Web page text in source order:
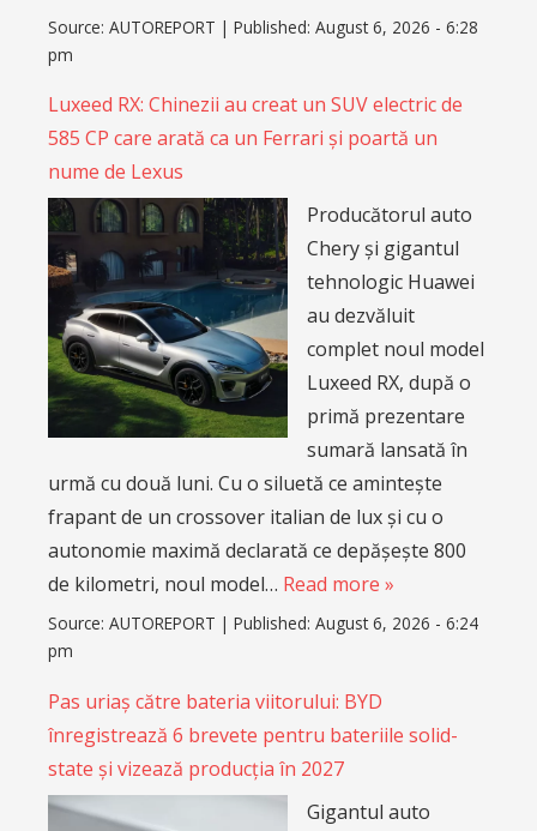
Source: AUTOREPORT | Published: August 6, 2026 - 6:28
pm
Luxeed RX: Chinezii au creat un SUV electric de
585 CP care arată ca un Ferrari și poartă un
nume de Lexus
Producătorul auto
Chery și gigantul
tehnologic Huawei
au dezvăluit
complet noul model
Luxeed RX, după o
primă prezentare
sumară lansată în
urmă cu două luni. Cu o siluetă ce amintește
frapant de un crossover italian de lux și cu o
autonomie maximă declarată ce depășește 800
de kilometri, noul model… Read more »
Source: AUTOREPORT | Published: August 6, 2026 - 6:24
pm
Pas uriaș către bateria viitorului: BYD
înregistrează 6 brevete pentru bateriile solid-
state și vizează producția în 2027
Gigantul auto